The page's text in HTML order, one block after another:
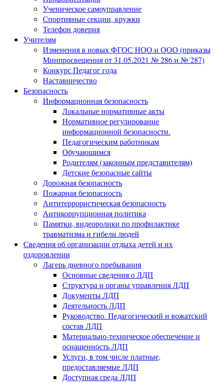
Ученическое самоуправление
Спортивные секции, кружки
Телефон доверия
Учителям
Изменения в новых ФГОС НОО и ООО (приказы
Минпросвещения от 31.05.2021 № 286 и № 287)
Конкурс Педагог года
Наставничество
Безопасность
Информационная безопасность
Локальные нормативные акты
Нормативное регулирование
информационной безопасности.
Педагогическим работникам
Обучающимся
Родителям (законным представителям)
Детские безопасные сайты
Дорожная безопасность
Пожарная безопасность
Антитеррористическая безопасность
Антикоррупционная политика
Памятки, видеоролики по профилактике
травматизма и гибели людей
Сведения об организации отдыха детей и их
оздоровлении
Лагерь дневного пребывания
Основные сведения о ЛДП
Структура и органы управления ЛДП
Документы ЛДП
Деятельность ЛДП
Руководство. Педагогический и вожатский
состав ЛДП
Материально-техническое обеспечение и
оснащенность ЛДП
Услуги, в том числе платные,
предоставляемые ЛДП
Доступная среда ЛДП